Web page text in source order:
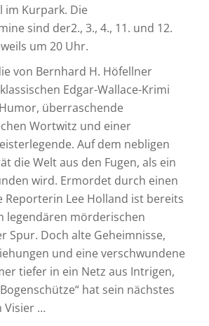
im Kurpark. Die
sind der2., 3., 4., 11. und 12.
um 20 Uhr.
von Bernhard H. Höfellner
Edgar-Wallace-Krimi
überraschende
Wortwitz und einer
Auf dem nebligen
die Welt aus den Fugen, als ein
wird. Ermordet durch einen
Reporterin Lee Holland ist bereits
legendären mörderischen
Spur. Doch alte Geheimnisse,
und eine verschwundene
tiefer in ein Netz aus Intrigen,
hat sein nächstes
Visier …